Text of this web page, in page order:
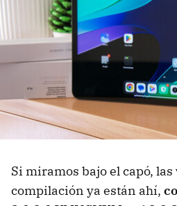
Si miramos bajo el capó,
compilación ya están ahí,